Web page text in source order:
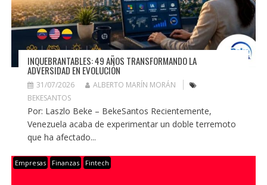
INQUEBRANTABLES: 49 AÑOS TRANSFORMANDO LA
ADVERSIDAD EN EVOLUCIÓN
31/07/2026
ALBERTO MARÍN MORÁN
BEKESANTOS
Por: Laszlo Beke – BekeSantos Recientemente,
Venezuela acaba de experimentar un doble terremoto
que ha afectado...
Empresas Finanzas Fintech